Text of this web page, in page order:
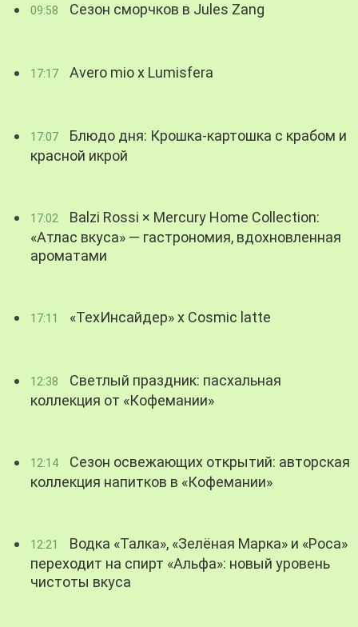
09:58 Сезон сморчков в Jules Zang
17:17 Avero mio x Lumisfera
17:07
Блюдо дня: Крошка-картошка с крабом и
красной икрой
17:02
Balzi Rossi × Mercury Home Collection:
«Атлас вкуса» — гастрономия, вдохновленная
ароматами
17:11 «ТехИнсайдер» х Cosmic latte
12:38
Светлый праздник: пасхальная
коллекция от «Кофемании»
12:14
Сезон освежающих открытий: авторская
коллекция напитков в «Кофемании»
12:21
Водка «Талка», «Зелёная Марка» и «Роса»
переходит на спирт «Альфа»: новый уровень
чистоты вкуса